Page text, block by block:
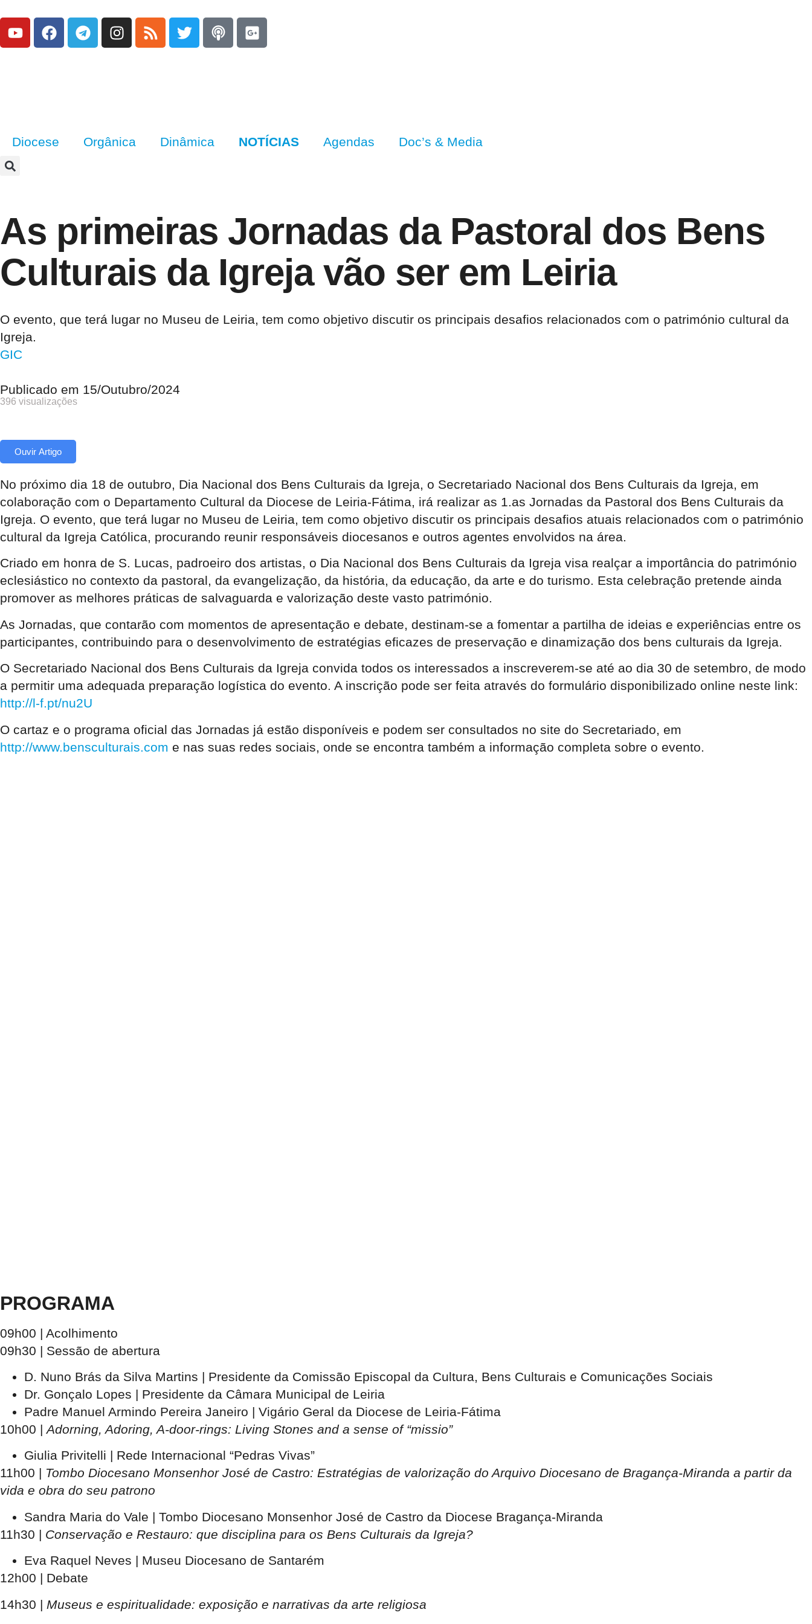
Diocese Orgânica Dinâmica NOTÍCIAS Agendas Doc’s & Media
As primeiras Jornadas da Pastoral dos Bens
Culturais da Igreja vão ser em Leiria
O evento, que terá lugar no Museu de Leiria, tem como objetivo discutir os principais desafios relacionados com o património cultural da
Igreja.
GIC
Publicado em 15/Outubro/2024
396 visualizações
Ouvir Artigo
No próximo dia 18 de outubro, Dia Nacional dos Bens Culturais da Igreja, o Secretariado Nacional dos Bens Culturais da Igreja, em
colaboração com o Departamento Cultural da Diocese de Leiria-Fátima, irá realizar as 1.as Jornadas da Pastoral dos Bens Culturais da
Igreja. O evento, que terá lugar no Museu de Leiria, tem como objetivo discutir os principais desafios atuais relacionados com o património
cultural da Igreja Católica, procurando reunir responsáveis diocesanos e outros agentes envolvidos na área.
Criado em honra de S. Lucas, padroeiro dos artistas, o Dia Nacional dos Bens Culturais da Igreja visa realçar a importância do património
eclesiástico no contexto da pastoral, da evangelização, da história, da educação, da arte e do turismo. Esta celebração pretende ainda
promover as melhores práticas de salvaguarda e valorização deste vasto património.
As Jornadas, que contarão com momentos de apresentação e debate, destinam-se a fomentar a partilha de ideias e experiências entre os
participantes, contribuindo para o desenvolvimento de estratégias eficazes de preservação e dinamização dos bens culturais da Igreja.
O Secretariado Nacional dos Bens Culturais da Igreja convida todos os interessados a inscreverem-se até ao dia 30 de setembro, de modo
a permitir uma adequada preparação logística do evento. A inscrição pode ser feita através do formulário disponibilizado online neste link:
http://l-f.pt/nu2U
O cartaz e o programa oficial das Jornadas já estão disponíveis e podem ser consultados no site do Secretariado, em
http://www.bensculturais.com e nas suas redes sociais, onde se encontra também a informação completa sobre o evento.
PROGRAMA
09h00 | Acolhimento
09h30 | Sessão de abertura
D. Nuno Brás da Silva Martins | Presidente da Comissão Episcopal da Cultura, Bens Culturais e Comunicações Sociais
Dr. Gonçalo Lopes | Presidente da Câmara Municipal de Leiria
Padre Manuel Armindo Pereira Janeiro | Vigário Geral da Diocese de Leiria-Fátima
10h00 |Adorning, Adoring, A-door-rings: Living Stones and a sense of “missio”
Giulia Privitelli | Rede Internacional “Pedras Vivas”
11h00 | Tombo Diocesano Monsenhor José de Castro: Estratégias de valorização do Arquivo Diocesano de Bragança-Miranda a partir da
vida e obra do seu patrono
Sandra Maria do Vale | Tombo Diocesano Monsenhor José de Castro da Diocese Bragança-Miranda
11h30 | Conservação e Restauro: que disciplina para os Bens Culturais da Igreja?
Eva Raquel Neves | Museu Diocesano de Santarém
12h00 | Debate
14h30 | Museus e espiritualidade: exposição e narrativas da arte religiosa